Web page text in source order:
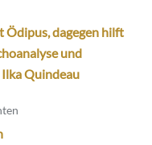
Ödipus, dagegen hilft
und
Quindeau